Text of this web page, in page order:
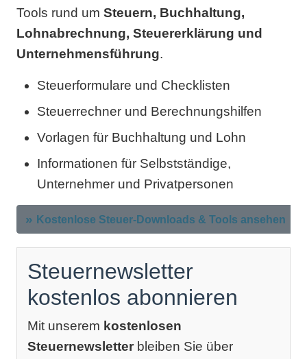
Tools rund um Steuern, Buchhaltung,
Lohnabrechnung, Steuererklärung und
Unternehmensführung.
Steuerformulare und Checklisten
Steuerrechner und Berechnungshilfen
Vorlagen für Buchhaltung und Lohn
Informationen für Selbstständige,
Unternehmer und Privatpersonen
Kostenlose Steuer-Downloads & Tools ansehen
Steuernewsletter
kostenlos abonnieren
Mit unserem kostenlosen
Steuernewsletter bleiben Sie über